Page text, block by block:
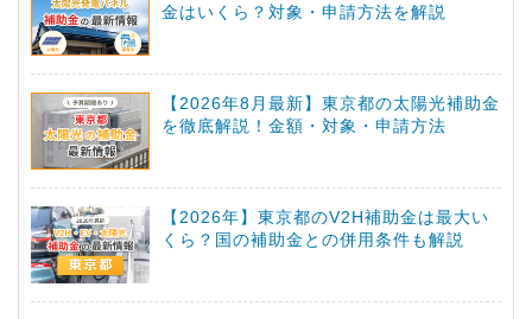
金はいくら？対象・申請方法を解説
【2026年8月最新】東京都の太陽光補助金
を徹底解説！金額・対象・申請方法
【2026年】東京都のV2H補助金は最大い
くら？国の補助金との併用条件も解説